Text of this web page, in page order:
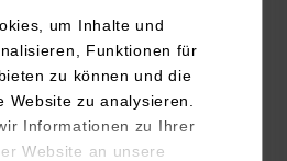
um Inhalte und
Funktionen für
zu können und die
zu analysieren.
Informationen zu Ihrer
Website an unsere
Antriebe, moderne
innovative Fahrzeugkonzepte für
und…